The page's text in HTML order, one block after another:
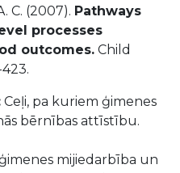
C. (2007). Pathways
processes
outcomes. Child
Ceļi, pa kuriem ģimenes
bērnības attīstību.
mijiedarbība un